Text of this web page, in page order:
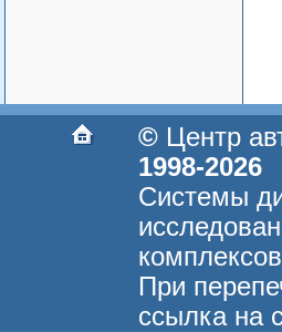
© Центр
1998-2026
Системы
При
ссылка на